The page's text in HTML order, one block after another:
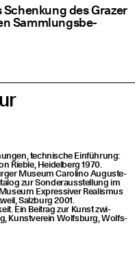
Schen­kung des Gra­zer
Samm­lungs­be­
tech­ni­sche Ein­füh­rung:
Rieb­le, Hei­del­berg 1970.
Muse­um Caro­li­no Augus­te­
zur Son­der­aus­stel­lung im
Expres­si­ver Rea­lis­mus
Salz­burg 2001.
Ein Bei­trag zur Kunst zwi­
Kunst­ver­ein Wolfs­burg, Wolfs­